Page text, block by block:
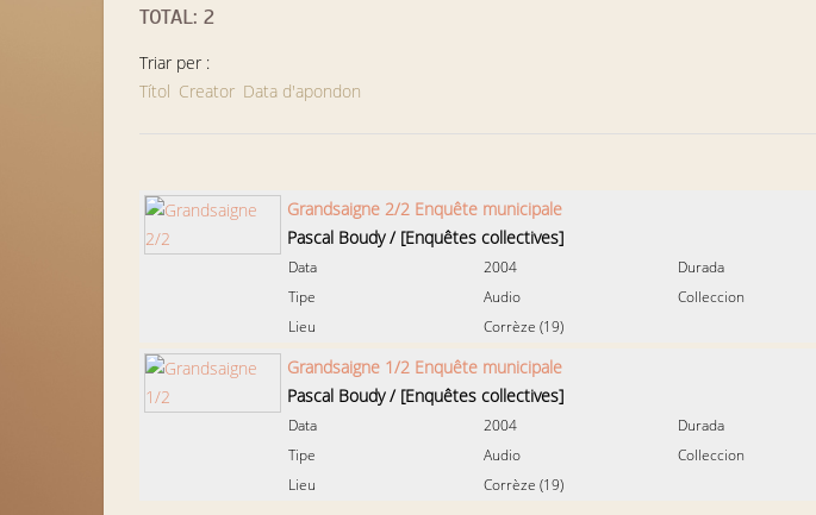
TOTAL: 2
Triar per :
Títol Creator Data d'apondon
Grandsaigne 2/2 Enquête municipale
Pascal Boudy/ [Enquêtes collectives]
Data
2004
Tipe
Audio
Lieu
Corrèze (19)
Durada
Colleccion
Grandsaigne 1/2 Enquête municipale
Pascal Boudy/ [Enquêtes collectives]
Data
2004
Tipe
Audio
Lieu
Corrèze (19)
Durada
Colleccion